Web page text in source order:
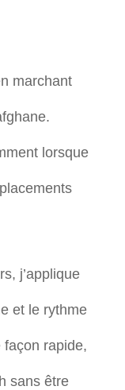
marchant
lorsque
j’applique
et le rythme
rapide,
sans être